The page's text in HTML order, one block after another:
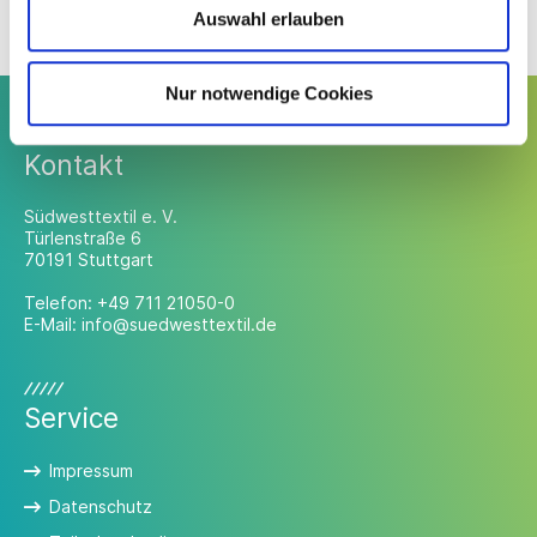
Auswahl erlauben
Nur notwendige Cookies
Kontakt
Südwesttextil e. V.
Türlenstraße 6
70191 Stuttgart
Telefon: +49 711 21050-0
E-Mail: info@suedwesttextil.de
Service
Impressum
Datenschutz